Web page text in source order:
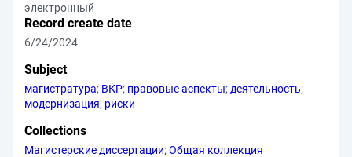
электронный
Record create date
6/24/2024
Subject
магистратура; ВКР; правовые аспекты; деятельность;
модернизация; риски
Collections
Магистерские диссертации;Общая коллекция